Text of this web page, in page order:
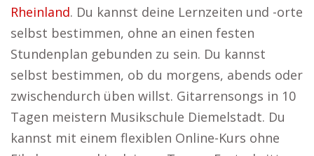
Rheinland. Du kannst deine Lernzeiten und -orte
selbst bestimmen, ohne an einen festen
Stundenplan gebunden zu sein. Du kannst
selbst bestimmen, ob du morgens, abends oder
zwischendurch üben willst. Gitarrensongs in 10
Tagen meistern Musikschule Diemelstadt. Du
kannst mit einem flexiblen Online-Kurs ohne